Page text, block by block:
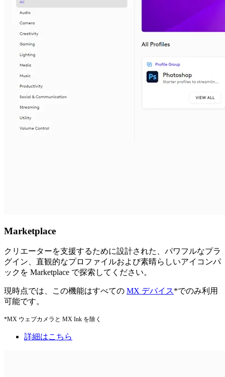
Marketplace
クリエーターを支援するために設計された、パワフルなプラ
グイン、直観的なプロファイルおよび素晴らしいアイコンパ
ックを Marketplace で探索してください。
現時点では、この機能はすべての MX デバイス*でのみ利用
可能です。
*MX ウェブカメラと MX Ink を除く
詳細はこちら